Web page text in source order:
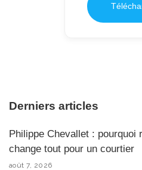
Derniers articles
Philippe Chevallet : pourquoi
change tout pour un courtier
août 7, 2026